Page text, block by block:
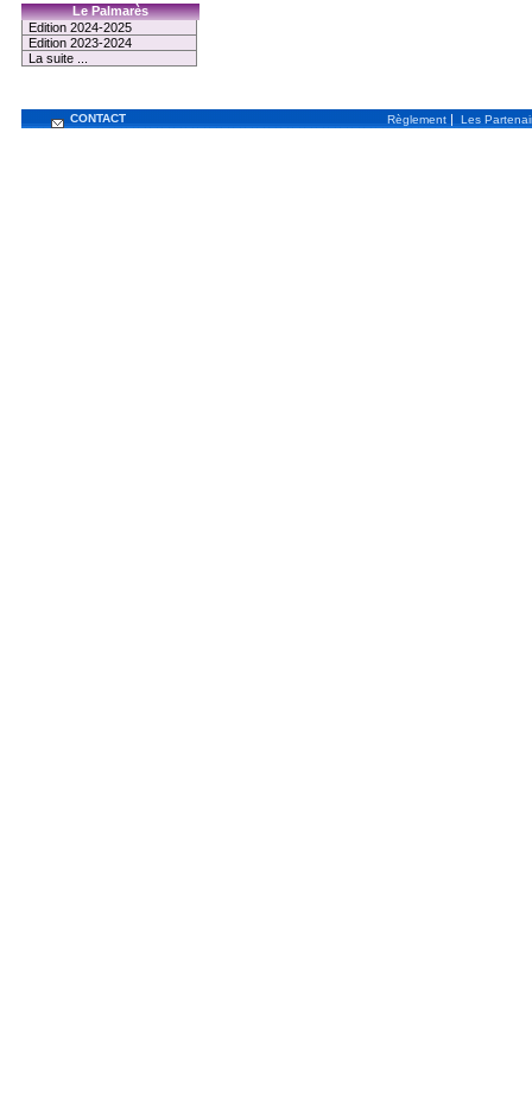
Le Palmarès
Edition 2024-2025
Edition 2023-2024
La suite ...
CONTACT Règlement | Les